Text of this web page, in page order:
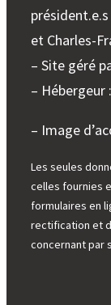
et Charles-
– Site géré
– Hébergeur
– Image
Les seules
celles fournies
formulaires en
rectification et
concernant par